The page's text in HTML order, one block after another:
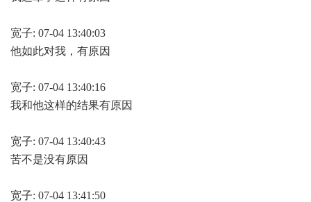
宽子: 07-04 13:40:03
他如此对我，有原因
宽子: 07-04 13:40:16
我和他这样的结果有原因
宽子: 07-04 13:40:43
苦不是没有原因
宽子: 07-04 13:41:50